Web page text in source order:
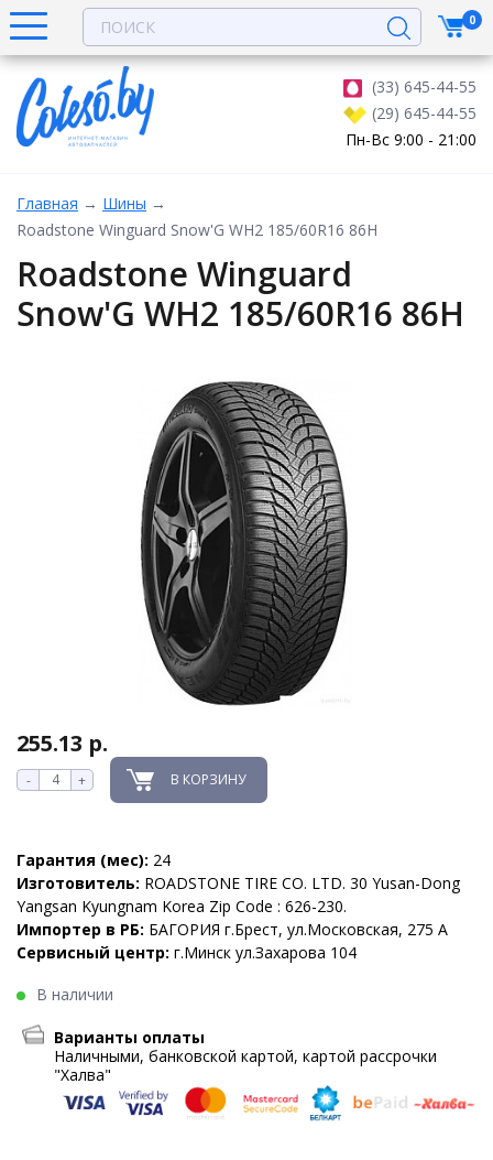
(33) 645-44-55
(29) 645-44-55
Пн-Вс 9:00 - 21:00
0
Главная → Шины →
Roadstone Winguard Snow'G WH2 185/60R16 86H
Roadstone Winguard
Snow'G WH2 185/60R16 86H
255.13 р.
- + В КОРЗИНУ
Гарантия (мес): 24
Изготовитель: ROADSTONE TIRE CO. LTD. 30 Yusan-Dong
Yangsan Kyungnam Korea Zip Code : 626-230.
Импортер в РБ: БАГОРИЯ г.Брест, ул.Московская, 275 А
Сервисный центр: г.Минск ул.Захарова 104
В наличии
Варианты оплаты
Наличными, банковской картой, картой рассрочки
"Халва"